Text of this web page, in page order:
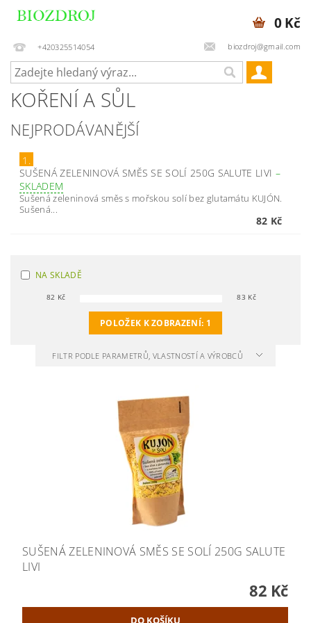
+420325514054 biozdroj@gmail.com
0 Kč
KOŘENÍ A SŮL
NEJPRODÁVANĚJŠÍ
1.
SUŠENÁ ZELENINOVÁ SMĚS SE SOLÍ 250G SALUTE LIVI –
SKLADEM
Sušená zeleninová směs s mořskou solí bez glutamátu KUJÓN.
Sušená...
82 Kč
NA SKLADĚ
82 Kč 83 Kč
POLOŽEK K ZOBRAZENÍ: 1
FILTR PODLE PARAMETRŮ, VLASTNOSTÍ A VÝROBCŮ
SUŠENÁ ZELENINOVÁ SMĚS SE SOLÍ 250G SALUTE
LIVI
82 Kč